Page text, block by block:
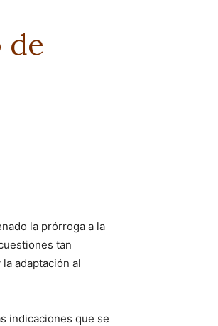
de
la prórroga a la
tan
adaptación al
indicaciones que se